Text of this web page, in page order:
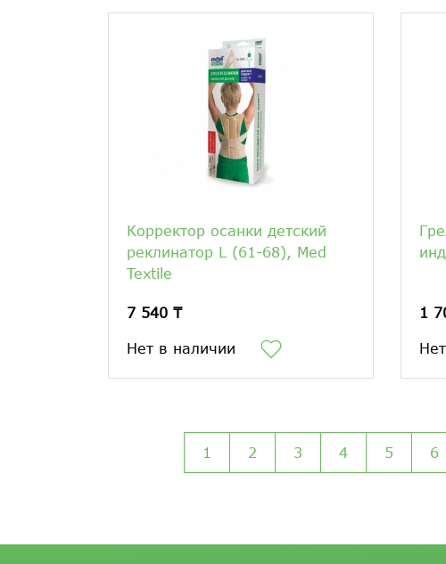
Корректор осанки детский
реклинатор L (61-68), Med
Textile
7 540 ₸
Нет в наличии
1
1 2 3 4 5 6